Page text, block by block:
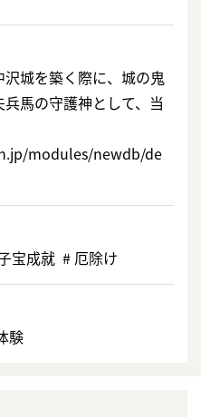
城を築く際に、城の鬼
馬の守護神として、当
modules/newdb/de
宝成就 # 厄除け
験